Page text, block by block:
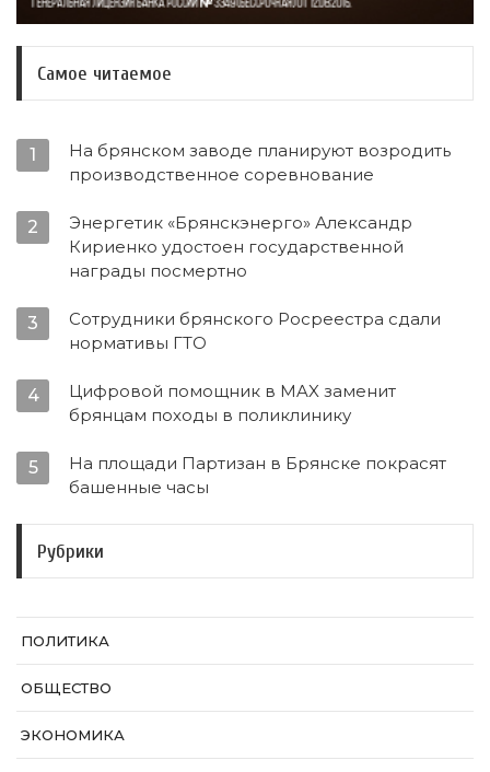
Самое читаемое
1
На брянском заводе планируют возродить
производственное соревнование
2
Энергетик «Брянскэнерго» Александр
Кириенко удостоен государственной
награды посмертно
3
Сотрудники брянского Росреестра сдали
нормативы ГТО
4
Цифровой помощник в MAX заменит
брянцам походы в поликлинику
5
На площади Партизан в Брянске покрасят
башенные часы
Рубрики
ПОЛИТИКА
ОБЩЕСТВО
ЭКОНОМИКА